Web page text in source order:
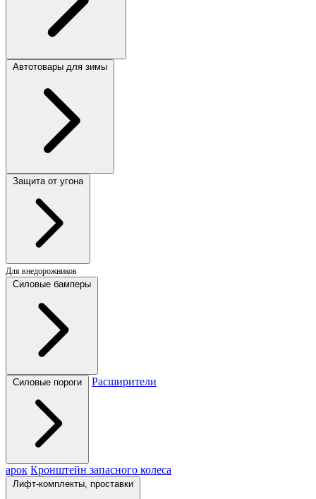
Автотовары для зимы
Защита от угона
Для внедорожников
Силовые бамперы
Силовые пороги Расширители
арок Кронштейн запасного колеса
Лифт-комплекты, проставки